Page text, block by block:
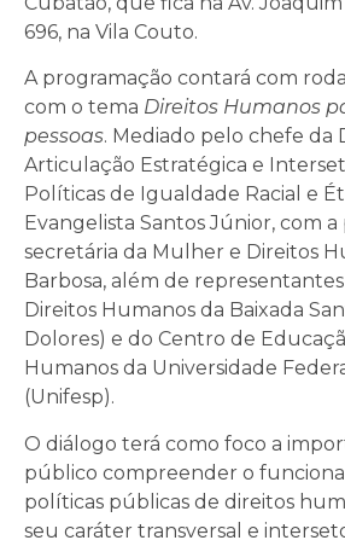
696, na Vila Couto.
A programação contará com
com o tema Direitos Humanos
pessoas. Mediado pelo chefe da
Articulação Estratégica e
Políticas de Igualdade Racial e
Evangelista Santos Júnior, com
secretária da Mulher e Direitos
Barbosa, além de
Direitos Humanos da Baixada
Dolores) e do Centro de
Humanos da Universidade
(Unifesp).
O diálogo terá como foco a
público compreender o
políticas públicas de direitos
seu caráter transversal e